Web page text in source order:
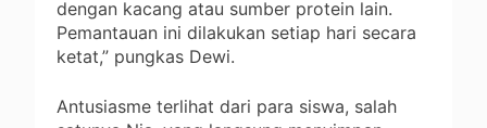
dengan kacang atau sumber protein lain.
Pemantauan ini dilakukan setiap hari secara
ketat,” pungkas Dewi.
Antusiasme terlihat dari para siswa, salah